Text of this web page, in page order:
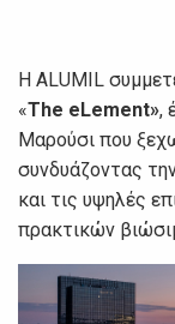
Η ALUMIL
«The eLement»,
Μαρούσι που
συνδυάζοντας
και τις υψηλές
πρακτικών